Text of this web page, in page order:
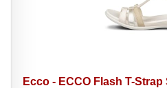
Ecco - ECCO Flash T-